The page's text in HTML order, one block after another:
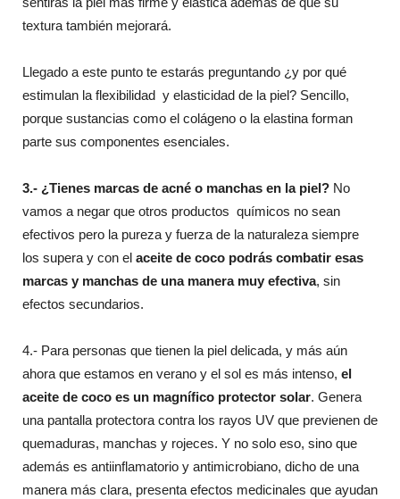
textura también mejorará.
Llegado a este punto te estarás preguntando ¿y por qué
estimulan la flexibilidad y elasticidad de la piel? Sencillo,
porque sustancias como el colágeno o la elastina forman
parte sus componentes esenciales.
3.- ¿Tienes marcas de acné o manchas en la piel? No
vamos a negar que otros productos químicos no sean
efectivos pero la pureza y fuerza de la naturaleza siempre
los supera y con el aceite de coco podrás combatir esas
marcas y manchas de una manera muy efectiva, sin
efectos secundarios.
4.- Para personas que tienen la piel delicada, y más aún
ahora que estamos en verano y el sol es más intenso, el
aceite de coco es un magnífico protector solar. Genera
una pantalla protectora contra los rayos UV que previenen de
quemaduras, manchas y rojeces. Y no solo eso, sino que
además es antiinflamatorio y antimicrobiano, dicho de una
manera más clara, presenta efectos medicinales que ayudan